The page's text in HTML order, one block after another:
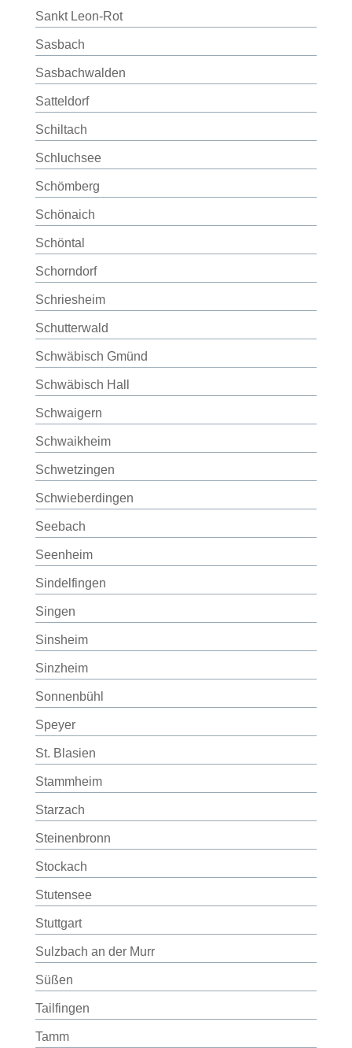
Sankt Leon-Rot
Sasbach
Sasbachwalden
Satteldorf
Schiltach
Schluchsee
Schömberg
Schönaich
Schöntal
Schorndorf
Schriesheim
Schutterwald
Schwäbisch Gmünd
Schwäbisch Hall
Schwaigern
Schwaikheim
Schwetzingen
Schwieberdingen
Seebach
Seenheim
Sindelfingen
Singen
Sinsheim
Sinzheim
Sonnenbühl
Speyer
St. Blasien
Stammheim
Starzach
Steinenbronn
Stockach
Stutensee
Stuttgart
Sulzbach an der Murr
Süßen
Tailfingen
Tamm